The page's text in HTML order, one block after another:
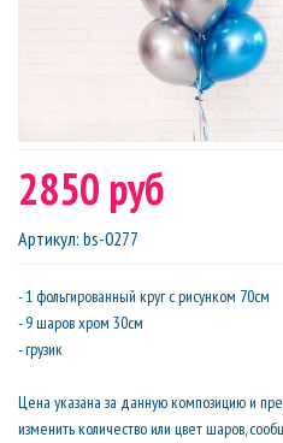
2850 руб
Артикул: bs-0277
- 1 фольгированный круг с рисунком 70см
- 9 шаров хром 30см
- грузик
Цена указана за данную композицию и
изменить количество или цвет шаров,